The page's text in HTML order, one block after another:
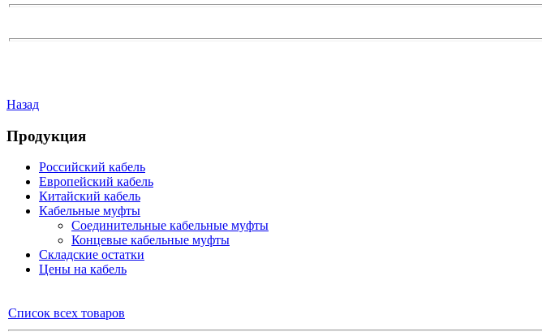
Назад
Продукция
Российский кабель
Европейский кабель
Китайский кабель
Кабельные муфты
Соединительные кабельные муфты
Концевые кабельные муфты
Складские остатки
Цены на кабель
Список всех товаров